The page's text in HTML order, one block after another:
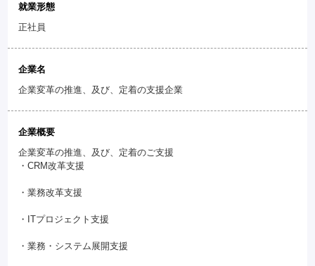
就業形態
正社員
企業名
企業変革の推進、及び、定着の支援企業
企業概要
企業変革の推進、及び、定着のご支援
・CRM改革支援
・業務改革支援
・ITプロジェクト支援
・業務・システム展開支援